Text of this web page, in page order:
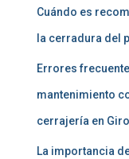
Cuándo es
la cerradura del
Errores
mantenimiento
cerrajería en
La importancia